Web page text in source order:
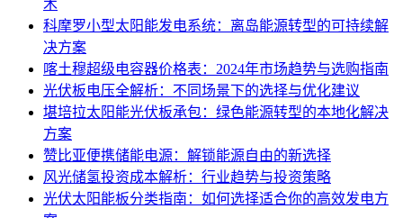
术
科摩罗小型太阳能发电系统：离岛能源转型的可持续解
决方案
喀土穆超级电容器价格表：2024年市场趋势与选购指南
光伏板电压全解析：不同场景下的选择与优化建议
堪培拉太阳能光伏板承包：绿色能源转型的本地化解决
方案
赞比亚便携储能电源：解锁能源自由的新选择
风光储氢投资成本解析：行业趋势与投资策略
光伏太阳能板分类指南：如何选择适合你的高效发电方